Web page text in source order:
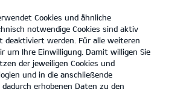
KONTAKT
Cookies und ähnliche
notwendige Cookies sind aktiv
deaktiviert werden. Für alle weiteren
um Ihre Einwilligung. Damit willigen Sie
der jeweiligen Cookies und
und in die anschließende
erhobenen Daten zu den